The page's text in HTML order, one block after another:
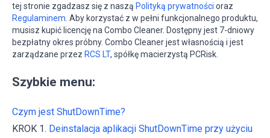
tej stronie zgadzasz się z naszą Polityką prywatności oraz
Regulaminem . Aby korzystać z w pełni funkcjonalnego produktu,
musisz kupić licencję na Combo Cleaner. Dostępny jest 7-dniowy
bezpłatny okres próbny. Combo Cleaner jest własnością i jest
zarządzane przez RCS LT, spółkę macierzystą PCRisk.
Szybkie menu:
Czym jest ShutDownTime?
KROK 1. Deinstalacja aplikacji ShutDownTime przy użyciu